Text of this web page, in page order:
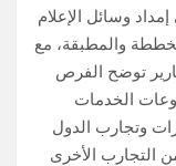
وسائل الإعلام
والمطبقة، مع
توضح الفرص
الخدمات
وتجارب الدول
التجارب الأخرى